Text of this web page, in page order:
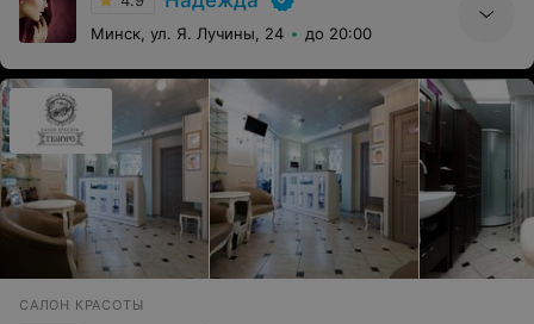
Минск, ул. Я. Лучины, 24 до 20:00
САЛОН КРАСОТЫ